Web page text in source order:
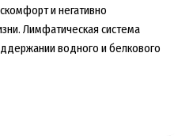
и негативно
Лимфатическая система
водного и белкового